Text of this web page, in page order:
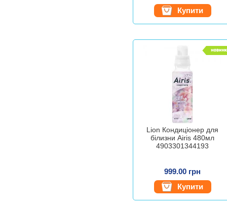
Купити
Lion Кондиціонер для
білизни Airis 480мл
4903301344193
999.00 грн
Купити